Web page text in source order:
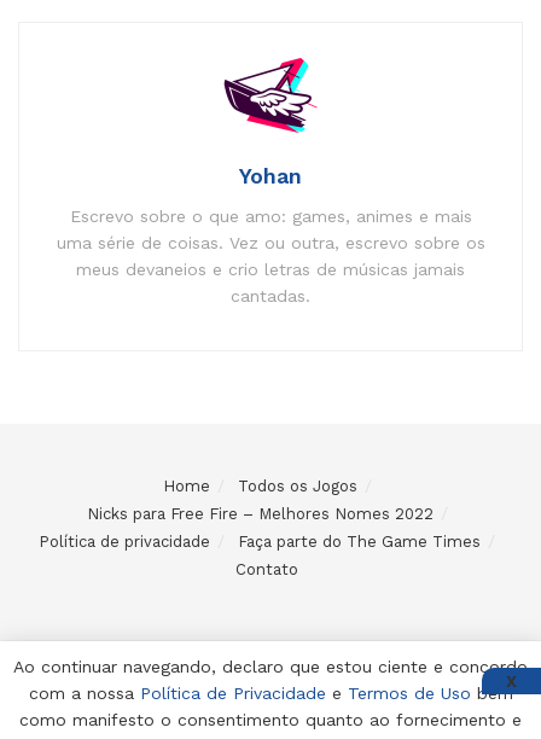
Yohan
Escrevo sobre o que amo: games, animes e mais
uma série de coisas. Vez ou outra, escrevo sobre os
meus devaneios e crio letras de músicas jamais
cantadas.
Home
Todos os Jogos
Nicks para Free Fire – Melhores Nomes 2022
Política de privacidade
Faça parte do The Game Times
Contato
© 2024 Desenvolvido e mantido por Code Soluções
Ao continuar navegando, declaro que estou ciente e concordo
com a nossa Política de Privacidade e Termos de Uso bem
como manifesto o consentimento quanto ao fornecimento e
X